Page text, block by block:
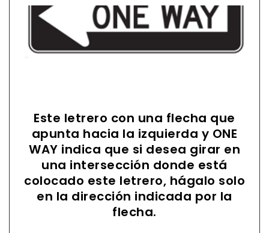
Este letrero con una flecha que
apunta hacia la izquierda y ONE
WAY indica que si desea girar en
una intersección donde está
colocado este letrero, hágalo solo
en la dirección indicada por la
flecha.